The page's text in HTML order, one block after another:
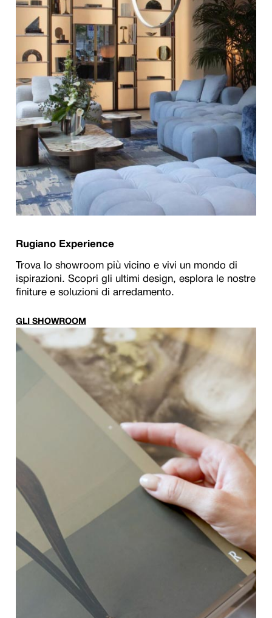
Rugiano Experience
Trova lo showroom più vicino e vivi un mondo di
ispirazioni. Scopri gli ultimi design, esplora le nostre
finiture e soluzioni di arredamento.
GLI SHOWROOM